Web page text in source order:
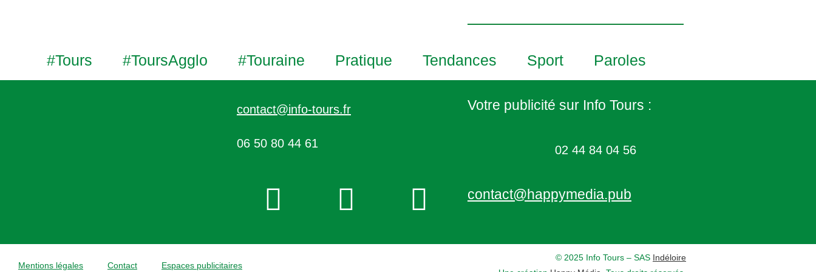
V
e
#Tours #ToursAgglo #Touraine Pratique Tendances Sport Paroles
contact@info-tours.fr
06 50 80 44 61
Votre publicité sur Info Tours :
02 44 84 04 56
contact@happymedia.pub
Mentions légales Contact Espaces publicitaires
© 2025 Info Tours – SAS Indéloire